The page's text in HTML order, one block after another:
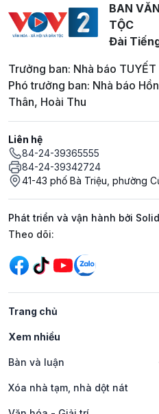
BAN
TỘC
Đài
Trưởng ban: Nhà báo TUYẾT
Phó trưởng ban: Nhà báo
Thân, Hoài Thu
Liên hệ
84-24-39365555
84-24-39342724
41-43 phố Bà Triệu, phường
Phát triển và vận hành bởi
Mạng xã hội
Theo dõi:
Trang chủ
Xem nhiều
Bàn và luận
Xóa nhà tạm, nhà dột nát